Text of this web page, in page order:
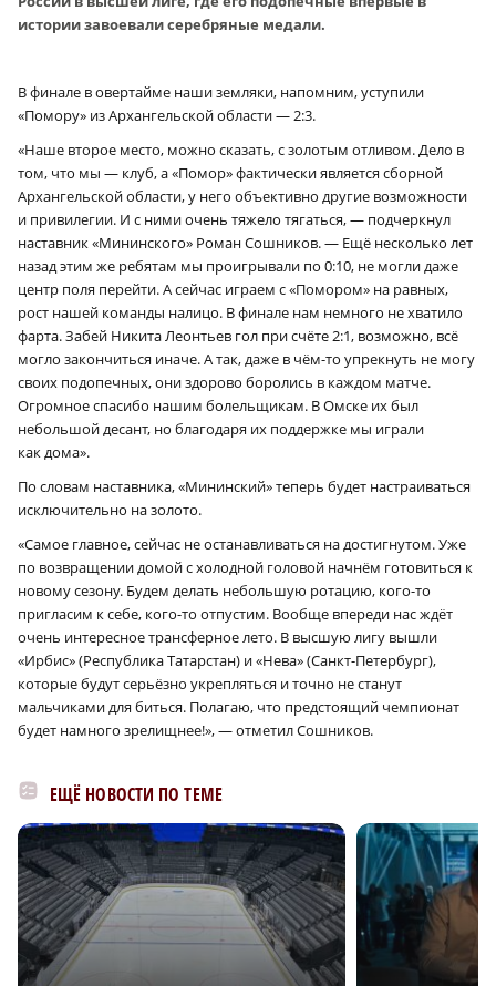
истории завоевали серебряные медали.
В финале в овертайме наши земляки, напомним, уступили
«Помору» из Архангельской области — 2:3.
«Наше второе место, можно сказать, с золотым отливом. Дело в
том, что мы — клуб, а «Помор» фактически является сборной
Архангельской области, у него объективно другие возможности
и привилегии. И с ними очень тяжело тягаться, — подчеркнул
наставник «Мининского» Роман Сошников. — Ещё несколько лет
назад этим же ребятам мы проигрывали по 0:10, не могли даже
центр поля перейти. А сейчас играем с «Помором» на равных,
рост нашей команды налицо. В финале нам немного не хватило
фарта. Забей Никита Леонтьев гол при счёте 2:1, возможно, всё
могло закончиться иначе. А так, даже в чём-то упрекнуть не могу
своих подопечных, они здорово боролись в каждом матче.
Огромное спасибо нашим болельщикам. В Омске их был
небольшой десант, но благодаря их поддержке мы играли
как дома».
По словам наставника, «Мининский» теперь будет настраиваться
исключительно на золото.
«Самое главное, сейчас не останавливаться на достигнутом. Уже
по возвращении домой с холодной головой начнём готовиться к
новому сезону. Будем делать небольшую ротацию, кого-то
пригласим к себе, кого-то отпустим. Вообще впереди нас ждёт
очень интересное трансферное лето. В высшую лигу вышли
«Ирбис» (Республика Татарстан) и «Нева» (Санкт-Петербург),
которые будут серьёзно укрепляться и точно не станут
мальчиками для биться. Полагаю, что предстоящий чемпионат
будет намного зрелищнее!», — отметил Сошников.
ЕЩЁ НОВОСТИ ПО ТЕМЕ